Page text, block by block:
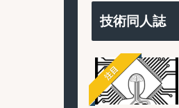
技術同人誌
注目